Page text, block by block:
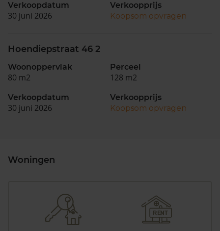
Verkoopdatum
30 juni 2026
Verkoopprijs
Koopsom opvragen
Hoendiepstraat 46 2
Woonoppervlak
80 m2
Perceel
128 m2
Verkoopdatum
30 juni 2026
Verkoopprijs
Koopsom opvragen
Woningen